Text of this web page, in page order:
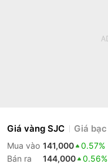
Giá vàng SJC Giá bạc
Mua vào 141,000
0.57%
Bán ra
144,000 0.56%